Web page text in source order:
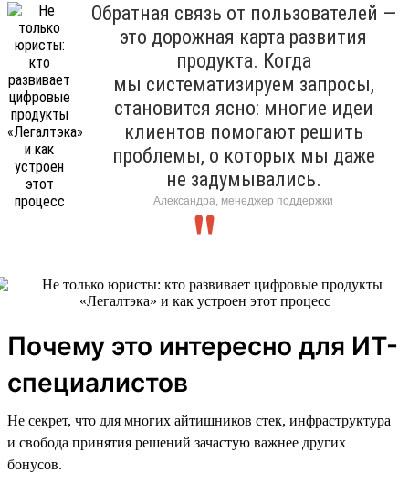
Обратная связь от пользователей —
это дорожная карта развития
продукта. Когда
мы систематизируем запросы,
становится ясно: многие идеи
клиентов помогают решить
проблемы, о которых мы даже
не задумывались.
Александра, менеджер поддержки
Почему это интересно для ИТ-
специалистов
Не секрет, что для многих айтишников стек, инфраструктура
и свобода принятия решений зачастую важнее других
бонусов.